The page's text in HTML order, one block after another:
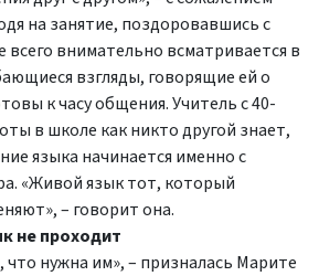
на занятие, поздоровавшись с
всего внимательно всматривается в
взгляды, говорящие ей о
к часу общения. Учитель с 40-
в школе как никто другой знает,
языка начинается именно с
«Живой язык тот, который
– говорит она.
не проходит
что нужна им», – призналась Марите